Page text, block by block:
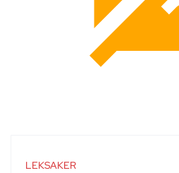
LEKSAKER